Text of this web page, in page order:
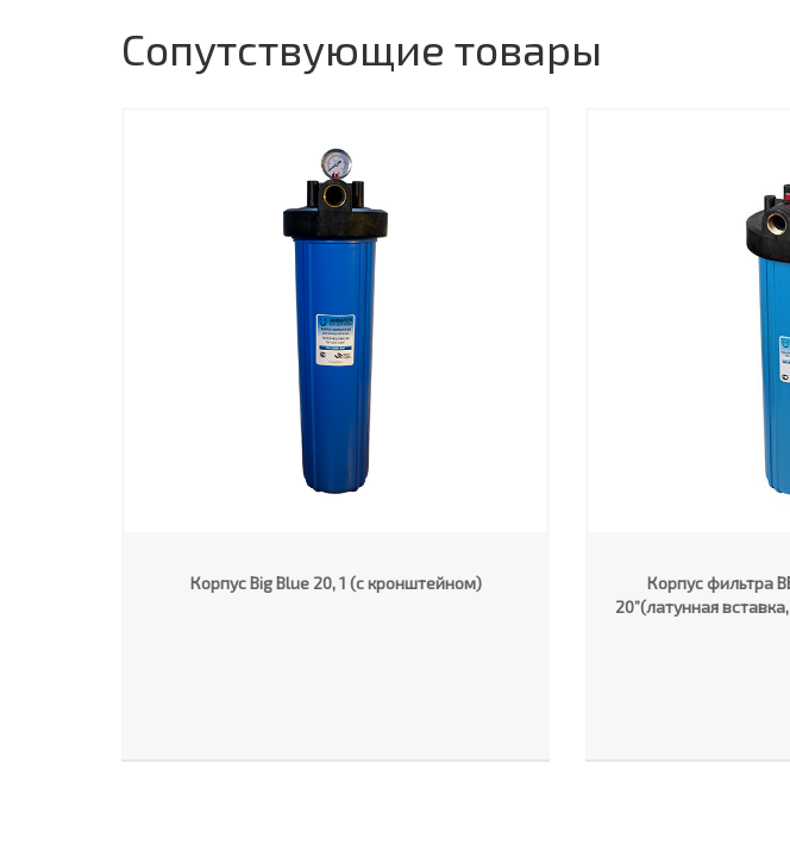
Сопутствующие товары
Корпус Big Blue 20, 1 (с кронштейном)
Корпус фильтра
20”(латунная